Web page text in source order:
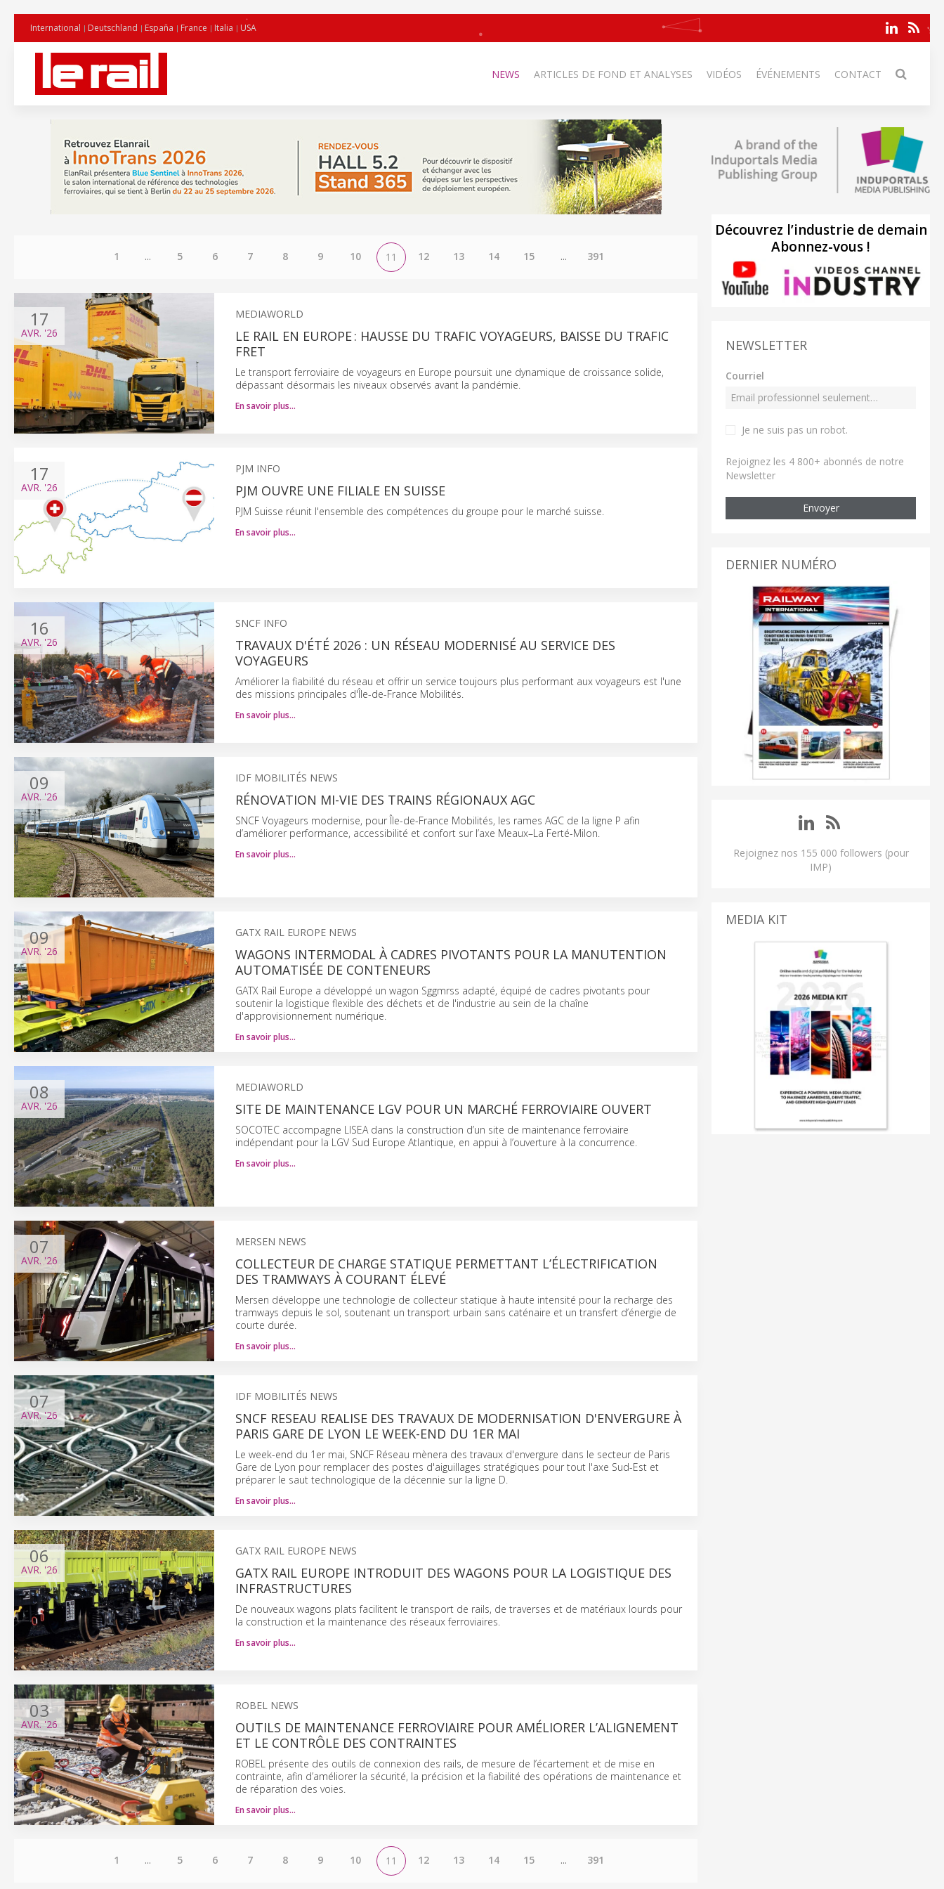
International Deutschland España France Italia USA
NEWS ARTICLES DE FOND ET ANALYSES VIDÉOS ÉVÉNEMENTS CONTACT
1 ... 5 6 7 8 9 10 11 12 13 14 15 ... 391
17
AVR. '26
MEDIAWORLD
LE RAIL EN EUROPE : HAUSSE DU TRAFIC VOYAGEURS, BAISSE DU TRAFIC
FRET
Le transport ferroviaire de voyageurs en Europe poursuit une dynamique de croissance solide,
dépassant désormais les niveaux observés avant la pandémie.
En savoir plus…
17
AVR. '26
PJM INFO
PJM OUVRE UNE FILIALE EN SUISSE
PJM Suisse réunit l'ensemble des compétences du groupe pour le marché suisse.
En savoir plus…
16
AVR. '26
SNCF INFO
TRAVAUX D'ÉTÉ 2026 : UN RÉSEAU MODERNISÉ AU SERVICE DES
VOYAGEURS
Améliorer la fiabilité du réseau et offrir un service toujours plus performant aux voyageurs est l'une
des missions principales d'Île-de-France Mobilités.
En savoir plus…
09
AVR.'26
IDF MOBILITÉS NEWS
RÉNOVATION MI-VIE DES TRAINS RÉGIONAUX AGC
SNCF Voyageurs modernise, pour Île-de-France Mobilités, les rames AGC de la ligne P afin
d’améliorer performance, accessibilité et confort sur l’axe Meaux–La Ferté-Milon.
En savoir plus…
09
AVR. '26
GATX RAIL EUROPE NEWS
WAGONS INTERMODAL À CADRES PIVOTANTS POUR LA MANUTENTION
AUTOMATISÉE DE CONTENEURS
GATX Rail Europe a développé un wagon Sggmrss adapté, équipé de cadres pivotants pour
soutenir la logistique flexible des déchets et de l'industrie au sein de la chaîne
d'approvisionnement numérique.
En savoir plus…
08
AVR. '26
MEDIAWORLD
SITE DE MAINTENANCE LGV POUR UN MARCHÉ FERROVIAIRE OUVERT
SOCOTEC accompagne LISEA dans la construction d’un site de maintenance ferroviaire
indépendant pour la LGV Sud Europe Atlantique, en appui à l’ouverture à la concurrence.
En savoir plus…
07
AVR. '26
MERSEN NEWS
COLLECTEUR DE CHARGE STATIQUE PERMETTANT L’ÉLECTRIFICATION
DES TRAMWAYS À COURANT ÉLEVÉ
Mersen développe une technologie de collecteur statique à haute intensité pour la recharge des
tramways depuis le sol, soutenant un transport urbain sans caténaire et un transfert d’énergie de
courte durée.
En savoir plus…
07
AVR.'26
IDF MOBILITÉS NEWS
SNCF RESEAU REALISE DES TRAVAUX DE MODERNISATION D'ENVERGURE À
PARIS GARE DE LYON LE WEEK-END DU 1ER MAI
Le week-end du 1er mai, SNCF Réseau mènera des travaux d'envergure dans le secteur de Paris
Gare de Lyon pour remplacer des postes d'aiguillages stratégiques pour tout l'axe Sud-Est et
préparer le saut technologique de la décennie sur la ligne D.
En savoir plus…
06
AVR. '26
GATX RAIL EUROPE NEWS
GATX RAIL EUROPE INTRODUIT DES WAGONS POUR LA LOGISTIQUE DES
INFRASTRUCTURES
De nouveaux wagons plats facilitent le transport de rails, de traverses et de matériaux lourds pour
la construction et la maintenance des réseaux ferroviaires.
En savoir plus…
03
AVR.'26
ROBEL NEWS
OUTILS DE MAINTENANCE FERROVIAIRE POUR AMÉLIORER L’ALIGNEMENT
ET LE CONTRÔLE DES CONTRAINTES
ROBEL présente des outils de connexion des rails, de mesure de l’écartement et de mise en
contrainte, afin d’améliorer la sécurité, la précision et la fiabilité des opérations de maintenance et
de réparation des voies.
En savoir plus…
1 ... 5 6 7 8 9 10 11 12 13 14 15 ... 391
Découvrez l’industrie de demain
Abonnez-vous !
NEWSLETTER
Courriel
Je ne suis pas un robot.
Rejoignez les 4 800+ abonnés de notre
Newsletter
Envoyer
DERNIER NUMÉRO
Rejoignez nos 155 000 followers (pour
IMP)
MEDIA KIT